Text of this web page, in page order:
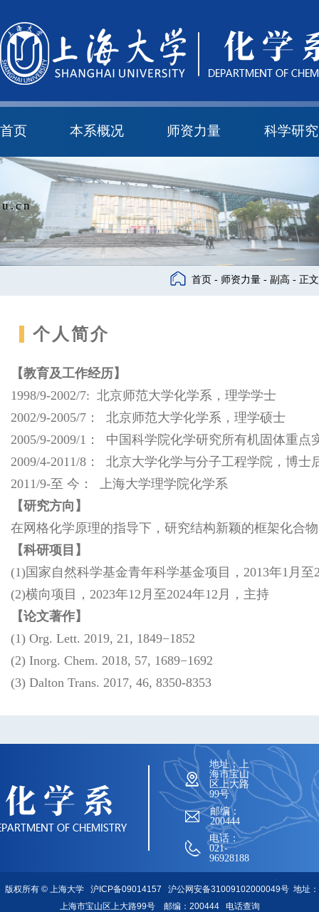
首页 本系概况
本系简介
机构设置
本科培养委员会
教学与科研研究所
化学实验中心
师资力量 科学研究
首页 - 师资力量 - 副高 - 正文
个人简介
【教育及工作经历】
1998/9-2002/7: 北京师范大学化学系，理学学士
2002/9-2005/7： 北京师范大学化学系，理学硕士
2005/9-2009/1： 中国科学院化学研究所有机固体重点
2009/4-2011/8： 北京大学化学与分子工程学院，博士
2011/9-至 今： 上海大学理学院化学系
【研究方向】
在网格化学原理的指导下，研究结构新颖的框架化合
【科研项目】
(1)国家自然科学基金青年科学基金项目，2013年1月至
(2)横向项目，2023年12月至2024年12月，主持
【论文著作】
(1) Org. Lett. 2019, 21, 1849−1852
(2) Inorg. Chem. 2018, 57, 1689−1692
(3) Dalton Trans. 2017, 46, 8350-8353
地址：上
海市宝山
区上大路
99号
邮编：
200444
电话：
021-
96928188
版权所有 ©上海大学 沪ICP备09014157 沪公网安备31009102000049号地址：
上海市宝山区上大路99号 邮编：200444 电话查询